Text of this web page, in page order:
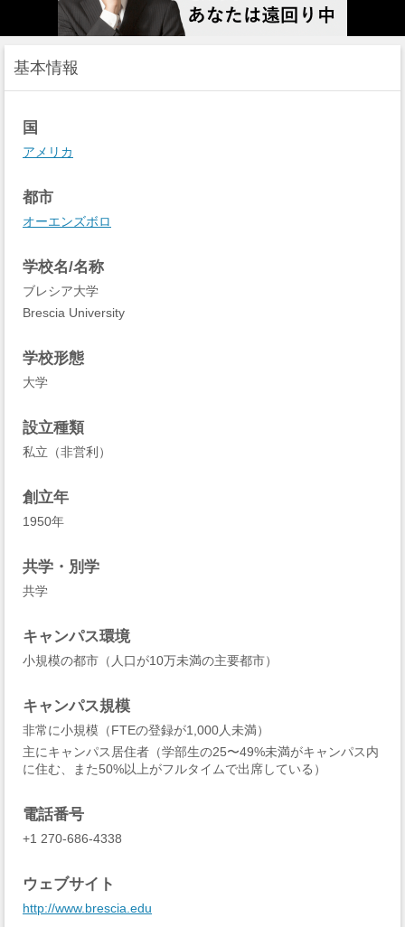
基本情報
国
アメリカ
都市
オーエンズボロ
学校名/名称
ブレシア大学
Brescia University
学校形態
大学
設立種類
私立（非営利）
創立年
1950年
共学・別学
共学
キャンパス環境
小規模の都市（人口が10万未満の主要都市）
キャンパス規模
非常に小規模（FTEの登録が1,000人未満）
主にキャンパス居住者（学部生の25〜49%未満がキャンパス内
に住む、また50%以上がフルタイムで出席している）
電話番号
+1 270-686-4338
ウェブサイト
http://www.brescia.edu